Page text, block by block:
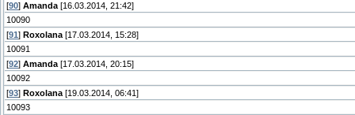
[90] Amanda [16.03.2014, 21:42]
10090
[91 ] Roxolana [17.03.2014, 15:28]
10091
[92] Amanda [17.03.2014, 20:15]
10092
[93] Roxolana [19.03.2014, 06:41]
10093